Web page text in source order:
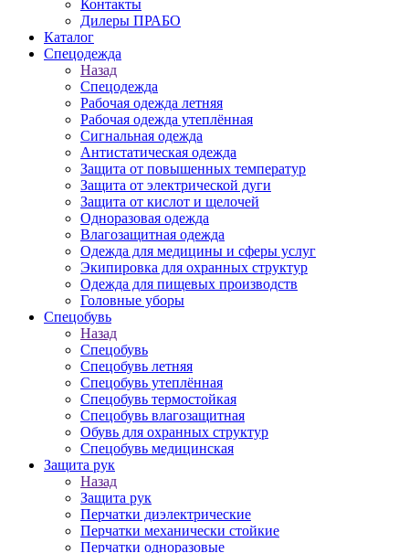
Контакты
Дилеры ПРАБО
Каталог
Спецодежда
Назад
Спецодежда
Рабочая одежда летняя
Рабочая одежда утеплённая
Сигнальная одежда
Антистатическая одежда
Защита от повышенных температур
Защита от электрической дуги
Защита от кислот и щелочей
Одноразовая одежда
Влагозащитная одежда
Одежда для медицины и сферы услуг
Экипировка для охранных структур
Одежда для пищевых производств
Головные уборы
Спецобувь
Назад
Спецобувь
Спецобувь летняя
Спецобувь утеплённая
Спецобувь термостойкая
Спецобувь влагозащитная
Обувь для охранных структур
Спецобувь медицинская
Защита рук
Назад
Защита рук
Перчатки диэлектрические
Перчатки механически стойкие
Перчатки одноразовые